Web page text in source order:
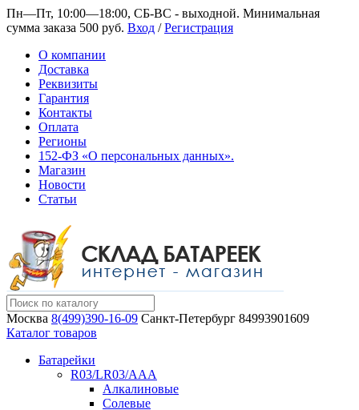
Пн—Пт, 10:00—18:00, СБ-ВС - выходной. Минимальная
сумма заказа 500 руб. Вход /Регистрация
О компании
Доставка
Реквизиты
Гарантия
Контакты
Оплата
Регионы
152-ФЗ «О персональных данных».
Магазин
Новости
Статьи
Москва 8(499)390-16-09 Санкт-Петербург 84993901609
Каталог товаров
Батарейки
R03/LR03/AAA
Алкалиновые
Солевые